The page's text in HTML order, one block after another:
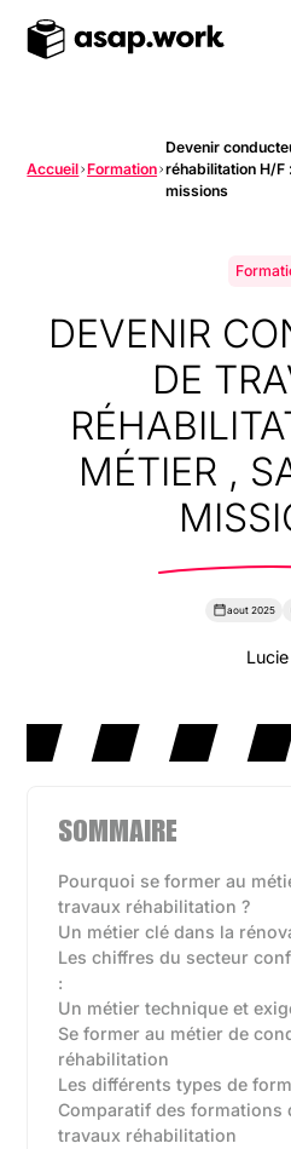
Accueil Formation
Devenir
réhabilitation H/F
missions
DEVENIR
DE
MÉTIER ,
aout 2025
SOMMAIRE
Pourquoi se former au
travaux réhabilitation ?
Un métier clé dans la
Les chiffres du secteur
:
Un métier technique et
Se former au métier de
réhabilitation
Les différents types de
Comparatif des formations
travaux réhabilitation